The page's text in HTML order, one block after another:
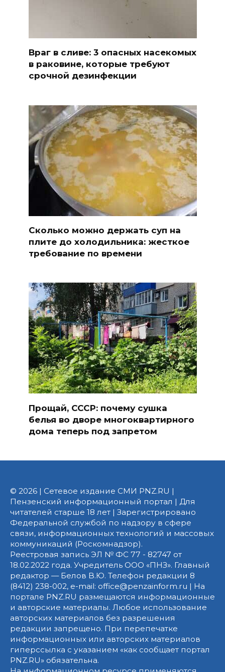
Враг в сливе: 3 опасных насекомых
в раковине, которые требуют
срочной дезинфекции
Сколько можно держать суп на
плите до холодильника: жесткое
требование по времени
Прощай, СССР: почему сушка
белья во дворе многоквартирного
дома теперь под запретом
© 2026 | Сетевое издание СМИ PNZ.RU |
Пензенский информационный портал | Для
читателей старше 18 лет | Зарегистрировано
Федеральной службой по надзору в сфере
связи, информационных технологий и массовых
коммуникаций (Роскомнадзор).
Реестровая запись ЭЛ № ФС 77 - 82747 от
18.02.2022 года. Учредитель ООО «ПНЗ». Главный
редактор — Белов В.Ю. Телефон редакции 8
(8412) 238-002, e-mail: office@penzainform.ru | На
портале PNZ.RU размещаются информационные
и авторские материалы. Любое использование
авторских материалов без разрешения
редакции запрещено. При перепечатке
информационных или авторских материалов
гиперссылка с указанием «как сообщает портал
PNZ.RU» обязательна.